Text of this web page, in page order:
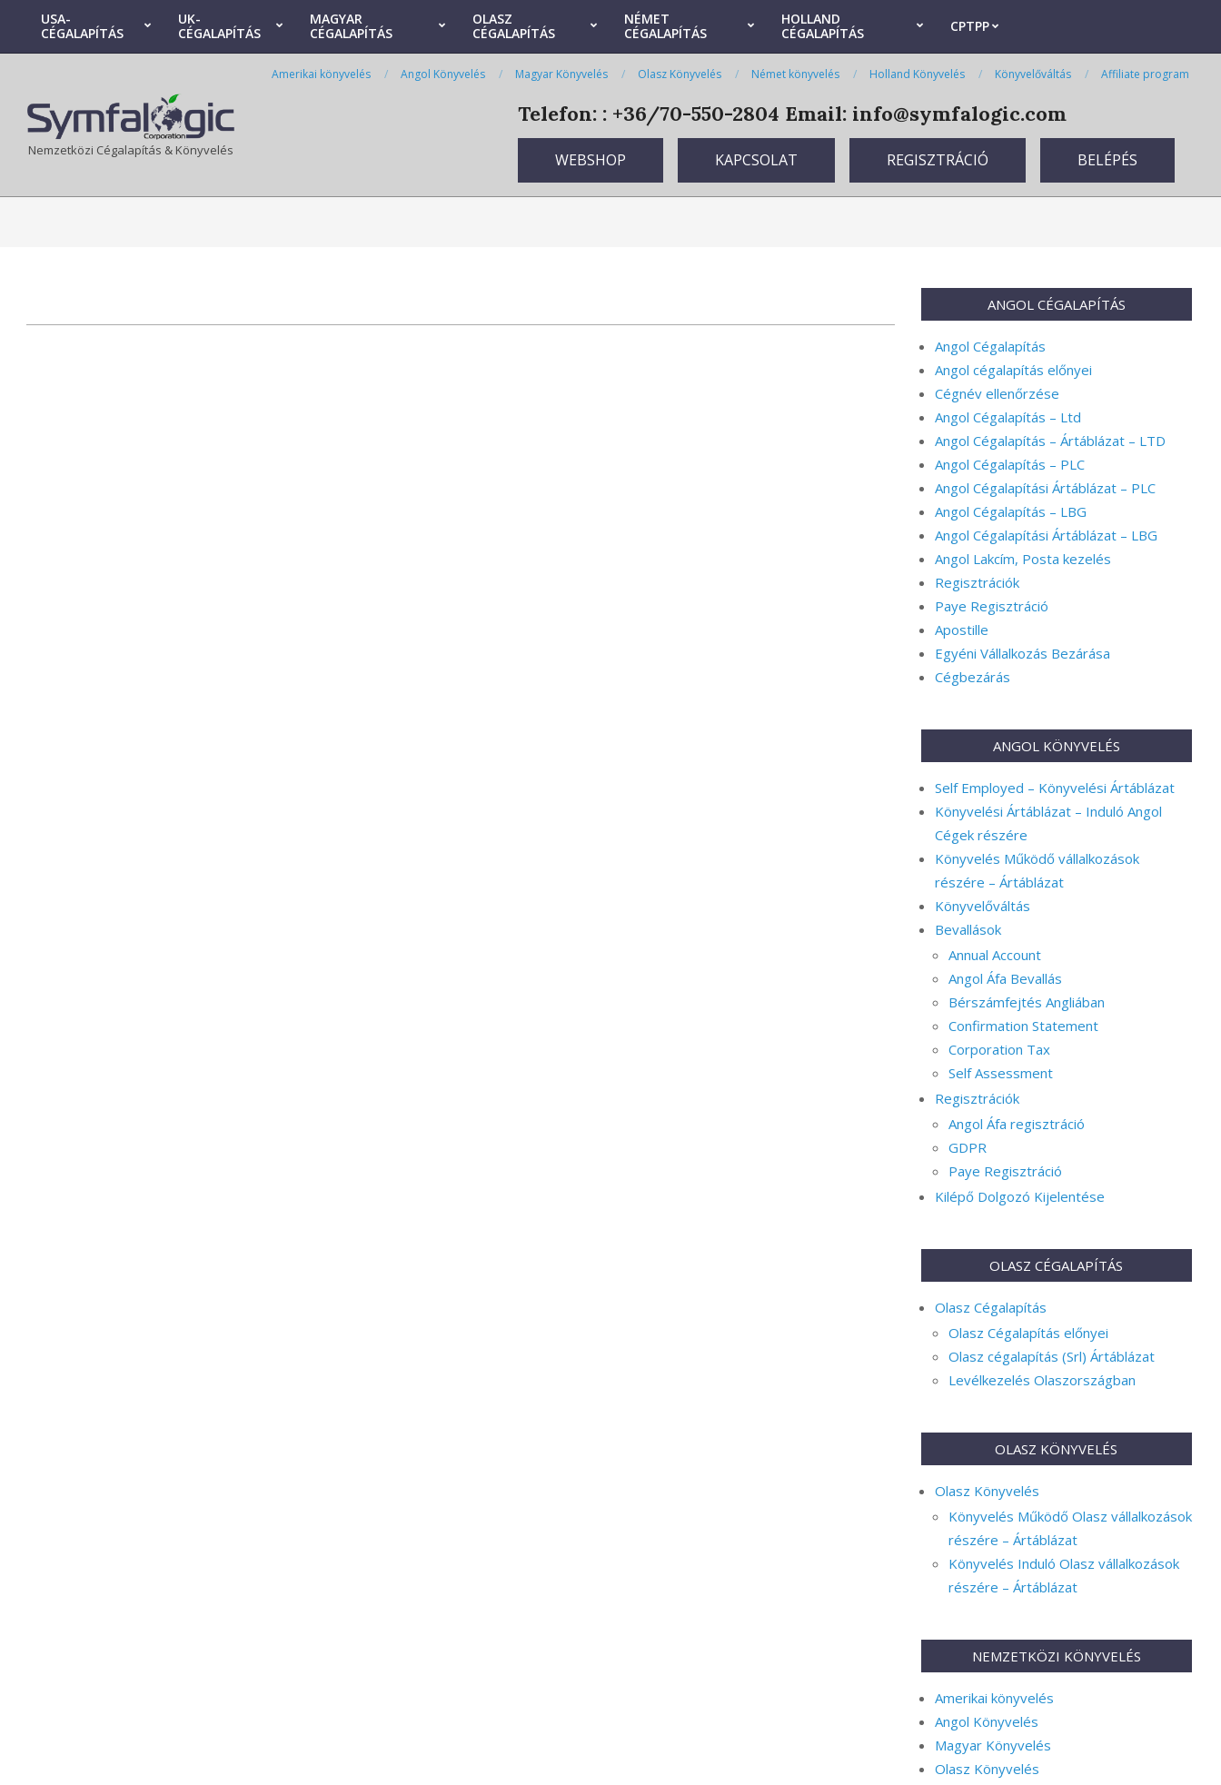
content
Primary
USA-
CÉGALAPÍTÁS
UK-
CÉGALAPÍTÁS
MAGYAR
CÉGALAPÍTÁS
OLASZ
CÉGALAPÍTÁS
NÉMET
CÉGALAPÍTÁS
HOLLAND
CÉGALAPÍTÁS
CPTPP
Nemzetközi Cégalapítás & Könyvelés
Amerikai könyvelés Angol Könyvelés Magyar Könyvelés Olasz Könyvelés Német könyvelés Holland Könyvelés Könyvelőváltás Affiliate program
Telefon: : +36/70-550-2804 Email: info@symfalogic.com
WEBSHOP KAPCSOLAT REGISZTRÁCIÓ BELÉPÉS
ANGOL CÉGALAPÍTÁS
Angol Cégalapítás
Angol cégalapítás előnyei
Cégnév ellenőrzése
Angol Cégalapítás – Ltd
Angol Cégalapítás – Ártáblázat – LTD
Angol Cégalapítás – PLC
Angol Cégalapítási Ártáblázat – PLC
Angol Cégalapítás – LBG
Angol Cégalapítási Ártáblázat – LBG
Angol Lakcím, Posta kezelés
Regisztrációk
Paye Regisztráció
Apostille
Egyéni Vállalkozás Bezárása
Cégbezárás
ANGOL KÖNYVELÉS
Self Employed – Könyvelési Ártáblázat
Könyvelési Ártáblázat – Induló Angol
Cégek részére
Könyvelés Működő vállalkozások
részére – Ártáblázat
Könyvelőváltás
Bevallások
Annual Account
Angol Áfa Bevallás
Bérszámfejtés Angliában
Confirmation Statement
Corporation Tax
Self Assessment
Regisztrációk
Angol Áfa regisztráció
GDPR
Paye Regisztráció
Kilépő Dolgozó Kijelentése
OLASZ CÉGALAPÍTÁS
Olasz Cégalapítás
Olasz Cégalapítás előnyei
Olasz cégalapítás (Srl) Ártáblázat
Levélkezelés Olaszországban
OLASZ KÖNYVELÉS
Olasz Könyvelés
Könyvelés Működő Olasz vállalkozások
részére – Ártáblázat
Könyvelés Induló Olasz vállalkozások
részére – Ártáblázat
NEMZETKÖZI KÖNYVELÉS
Amerikai könyvelés
Angol Könyvelés
Magyar Könyvelés
Olasz Könyvelés